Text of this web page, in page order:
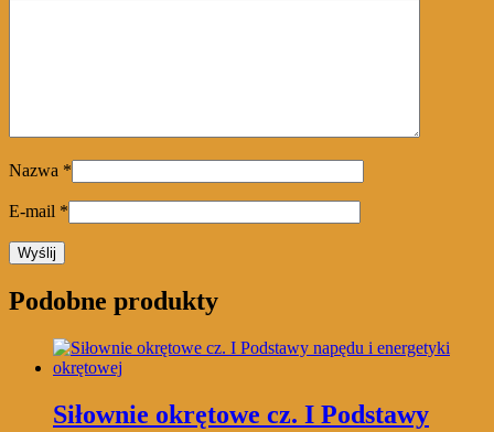
Nazwa *
E-mail *
Podobne produkty
Siłownie okrętowe cz. I Podstawy